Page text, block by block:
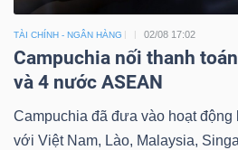
TÀI CHÍNH - NGÂN HÀNG 02/08 17:02
Campuchia nối thanh
và 4 nước ASEAN
Campuchia đã đưa vào hoạt động
với Việt Nam, Lào, Malaysia,
Công
cụ